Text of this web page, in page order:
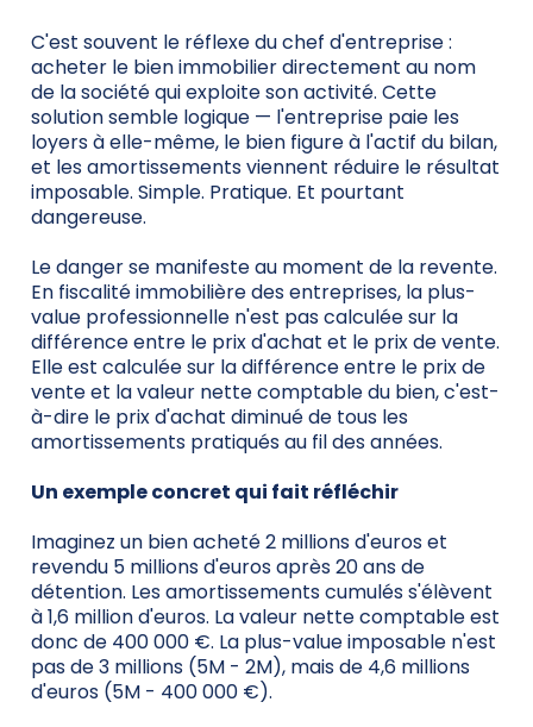
C'est souvent le réflexe du chef d'entreprise :
acheter le bien immobilier directement au nom
de la société qui exploite son activité. Cette
solution semble logique — l'entreprise paie les
loyers à elle-même, le bien figure à l'actif du bilan,
et les amortissements viennent réduire le résultat
imposable. Simple. Pratique. Et pourtant
dangereuse.
Le danger se manifeste au moment de la revente.
En fiscalité immobilière des entreprises, la plus-
value professionnelle n'est pas calculée sur la
différence entre le prix d'achat et le prix de vente.
Elle est calculée sur la différence entre le prix de
vente et la valeur nette comptable du bien, c'est-
à-dire le prix d'achat diminué de tous les
amortissements pratiqués au fil des années.
Un exemple concret qui fait réfléchir
Imaginez un bien acheté 2 millions d'euros et
revendu 5 millions d'euros après 20 ans de
détention. Les amortissements cumulés s'élèvent
à 1,6 million d'euros. La valeur nette comptable est
donc de 400 000 €. La plus-value imposable n'est
pas de 3 millions (5M - 2M), mais de 4,6 millions
d'euros (5M - 400 000 €).